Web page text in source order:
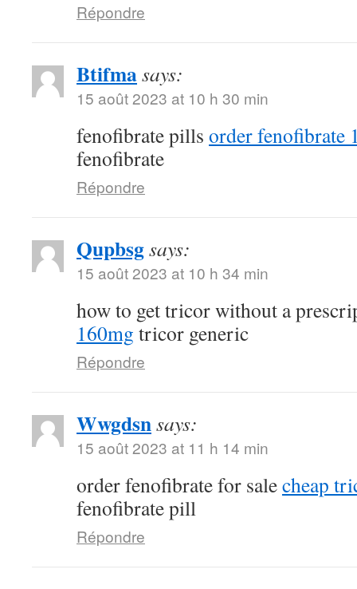
Répondre
Btifmasays:
15 août 2023 at 10 h 30 min
fenofibrate pills order fenofibrate
fenofibrate
Répondre
Qupbsgsays:
15 août 2023 at 10 h 34 min
how to get tricor without a
160mg tricor generic
Répondre
Wwgdsnsays:
15 août 2023 at 11 h 14 min
order fenofibrate for salecheap
fenofibrate pill
Répondre